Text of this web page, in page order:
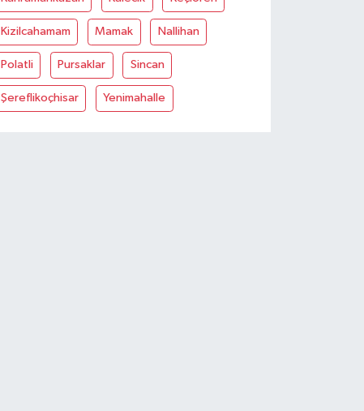
Kizilcahamam Mamak Nallihan
Polatli Pursaklar Sincan
Şereflikoçhisar Yenimahalle